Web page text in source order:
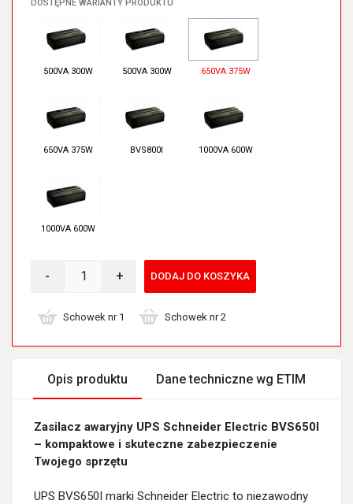
DOSTĘPNE WARIANTY PRODUKTU
500VA 300W 500VA 300W 650VA 375W
650VA 375W BVS800I 1000VA 600W
1000VA 600W
- + DODAJ DO KOSZYKA
Schowek nr 1 Schowek nr 2
Opis produktu Dane techniczne wg ETIM
Zasilacz awaryjny UPS Schneider Electric BVS650I
– kompaktowe i skuteczne zabezpieczenie
Twojego sprzętu
UPS BVS650I marki Schneider Electric to niezawodny